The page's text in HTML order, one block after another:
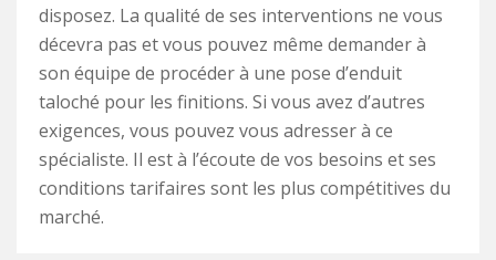
disposez. La qualité de ses interventions ne vous
décevra pas et vous pouvez même demander à
son équipe de procéder à une pose d’enduit
taloché pour les finitions. Si vous avez d’autres
exigences, vous pouvez vous adresser à ce
spécialiste. Il est à l’écoute de vos besoins et ses
conditions tarifaires sont les plus compétitives du
marché.